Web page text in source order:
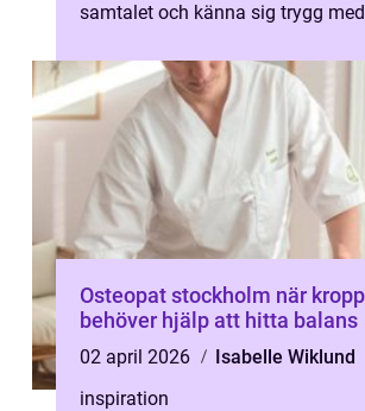
samtalet och känna sig trygg med
Osteopat stockholm när kroppen
behöver hjälp att hitta balans
02 april 2026
Isabelle Wiklund
inspiration